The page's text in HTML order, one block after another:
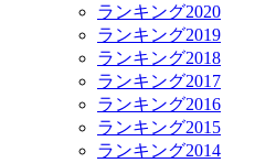
ランキング2020
ランキング2019
ランキング2018
ランキング2017
ランキング2016
ランキング2015
ランキング2014